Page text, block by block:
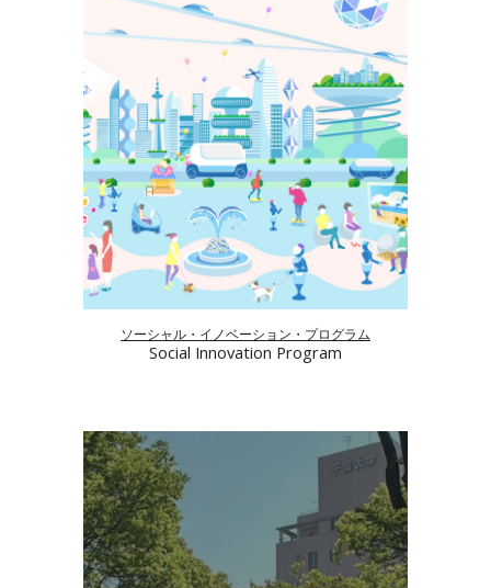
ソーシャル・イノベーション・プログラム
Social Innovation Program